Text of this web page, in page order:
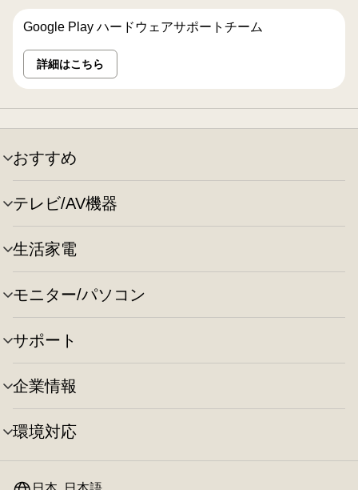
Google Play ハードウェアサポートチーム
詳細はこちら
おすすめ
メ
ニ
ュ
ー
の
切
り
替
え
テレビ/AV機器
メ
ニ
ュ
ー
の
切
り
替
え
生活家電
メ
ニ
ュ
ー
の
切
り
替
え
モニター/パソコン
メ
ニ
ュ
ー
の
切
り
替
え
サポート
メ
ニ
ュ
ー
の
切
り
替
企業情報
メ
ニ
ュ
ー
環境対応
メ
ー